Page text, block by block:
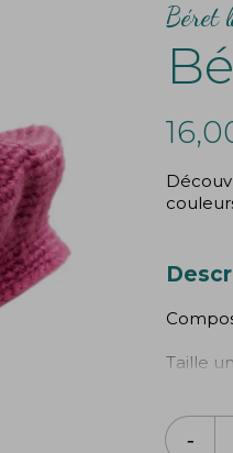
Béret
Taille